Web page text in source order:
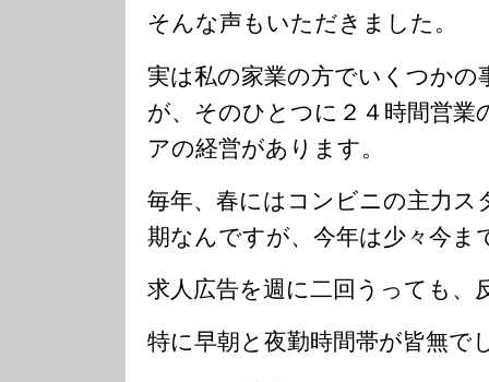
そんな声もいただきました。
実は私の家業の方でいくつかの
が、そのひとつに２４時間営
アの経営があります。
毎年、春にはコンビニの主力ス
期なんですが、今年は少々今ま
求人広告を週に二回うっても、
特に早朝と夜勤時間帯が皆無で